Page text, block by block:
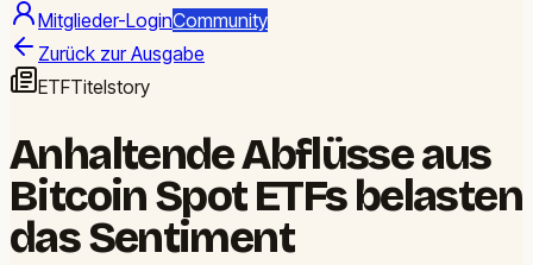
Mitglieder-LoginCommunity
Zurück zur Ausgabe
ETFTitelstory
Anhaltende Abflüsse aus
Bitcoin Spot ETFs belasten
das Sentiment